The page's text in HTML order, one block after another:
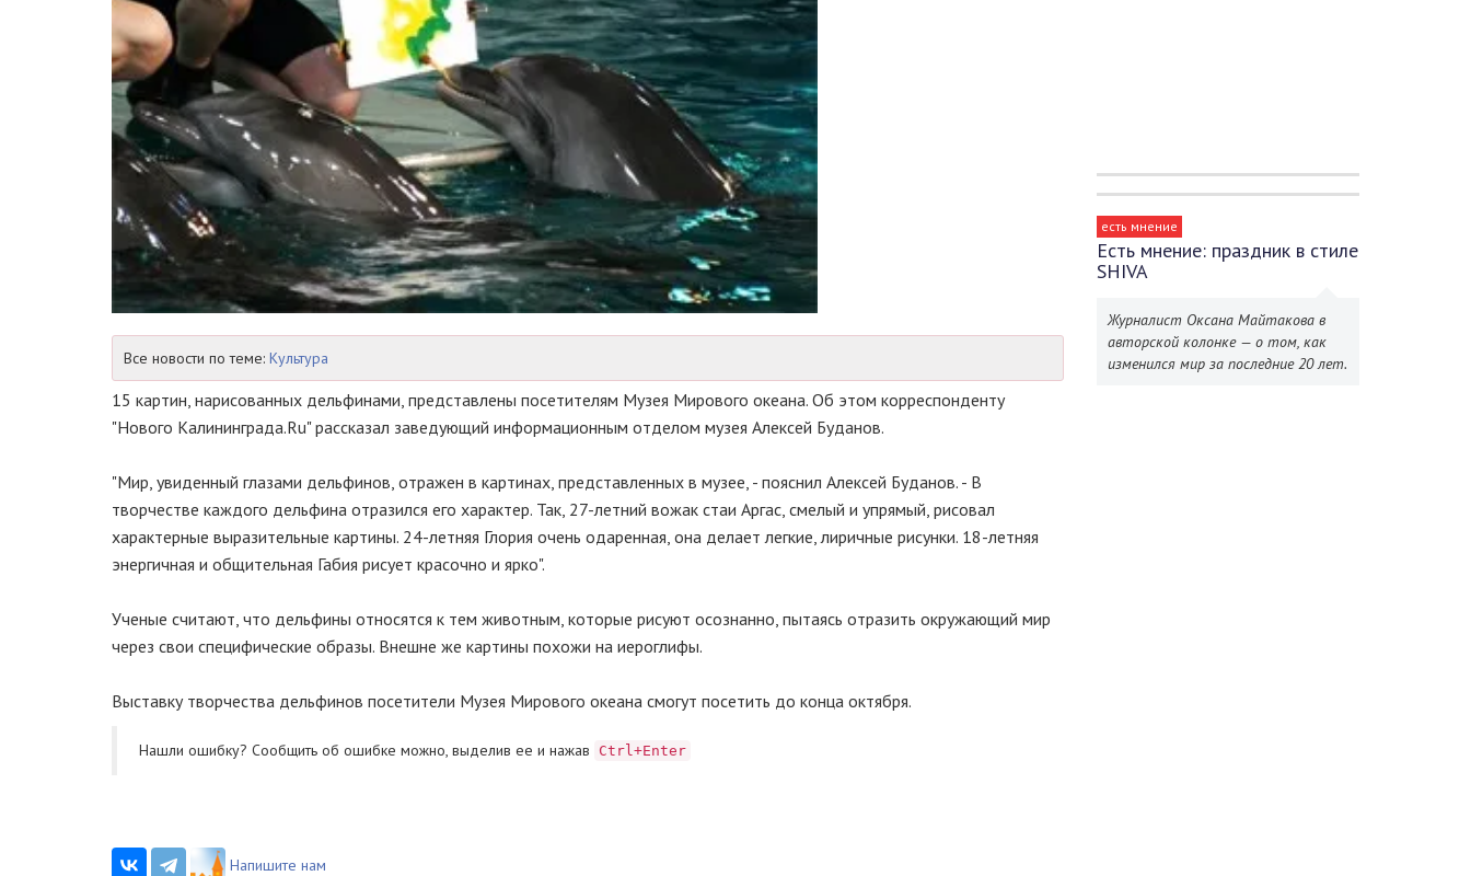
Все новости по теме: Культура
15 картин, нарисованных дельфинами, представлены посетителям Музея Мирового океана. Об этом корреспонденту
"Нового Калининграда.Ru" рассказал заведующий информационным отделом музея Алексей Буданов.
"Мир, увиденный глазами дельфинов, отражен в картинах, представленных в музее, - пояснил Алексей Буданов. - В
творчестве каждого дельфина отразился его характер. Так, 27-летний вожак стаи Аргас, смелый и упрямый, рисовал
характерные выразительные картины. 24-летняя Глория очень одаренная, она делает легкие, лиричные рисунки. 18-летняя
энергичная и общительная Габия рисует красочно и ярко".
Ученые считают, что дельфины относятся к тем животным, которые рисуют осознанно, пытаясь отразить окружающий мир
через свои специфические образы. Внешне же картины похожи на иероглифы.
Выставку творчества дельфинов посетители Музея Мирового океана смогут посетить до конца октября.
Нашли ошибку? Cообщить об ошибке можно, выделив ее и нажав Ctrl+Enter
Напишите нам
есть мнение
Есть мнение: праздник в стиле
SHIVA
Журналист Оксана Майтакова в
авторской колонке — о том, как
изменился мир за последние 20 лет.